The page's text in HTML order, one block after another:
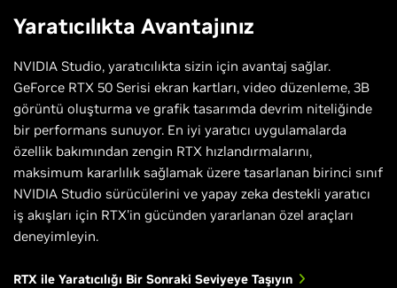
Yaratıcılıkta Avantajınız
NVIDIA Studio, yaratıcılıkta sizin için avantaj sağlar.
GeForce RTX 50 Serisi ekran kartları, video düzenleme, 3B
görüntü oluşturma ve grafik tasarımda devrim niteliğinde
bir performans sunuyor. En iyi yaratıcı uygulamalarda
özellik bakımından zengin RTX hızlandırmalarını,
maksimum kararlılık sağlamak üzere tasarlanan birinci sınıf
NVIDIA Studio sürücülerini ve yapay zeka destekli yaratıcı
iş akışları için RTX'in gücünden yararlanan özel araçları
deneyimleyin.
RTX ile Yaratıcılığı Bir Sonraki Seviyeye Taşıyın